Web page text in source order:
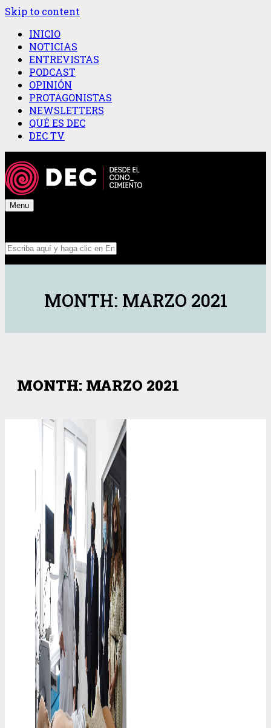
Skip to content
INICIO
NOTICIAS
ENTREVISTAS
PODCAST
OPINIÓN
PROTAGONISTAS
NEWSLETTERS
QUÉ ES DEC
DEC TV
Menu
MONTH: MARZO 2021
MONTH: MARZO 2021